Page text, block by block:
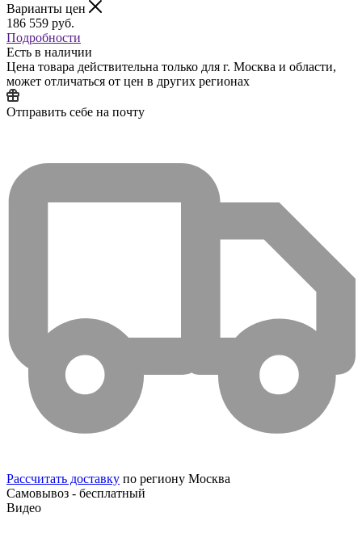
Варианты цен
186 559 руб.
Подробности
Есть в наличии
Цена товара действительна только для г. Москва и области,
может отличаться от цен в других регионах
Отправить себе на почту
Рассчитать доставку по региону Москва
Самовывоз - бесплатный
Видео